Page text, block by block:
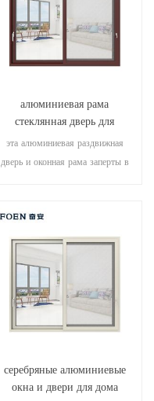
архитектурных потребностей.
алюминиевая рама
стеклянная дверь для
внутренней ванной
эта алюминиевая раздвижная
дверь и оконная рама заперты в
характеристики превосходны.
различные типы дверей для
архитектурных потребностей
серебряные алюминиевые
окна и двери для дома